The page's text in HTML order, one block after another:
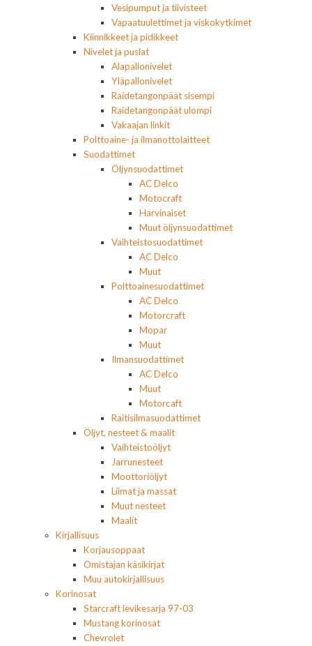
Vesipumput ja tiivisteet
Vapaatuulettimet ja viskokytkimet
Kiinnikkeet ja pidikkeet
Nivelet ja puslat
Alapallonivelet
Yläpallonivelet
Raidetangonpäät sisempi
Raidetangonpäät ulompi
Vakaajan linkit
Polttoaine- ja ilmanottolaitteet
Suodattimet
Öljynsuodattimet
AC Delco
Motocraft
Harvinaiset
Muut öljynsuodattimet
Vaihteistosuodattimet
AC Delco
Muut
Polttoainesuodattimet
AC Delco
Motorcraft
Mopar
Muut
Ilmansuodattimet
AC Delco
Muut
Motorcaft
Raitisilmasuodattimet
Öljyt, nesteet & maalit
Vaihteistoöljyt
Jarrunesteet
Moottoriöljyt
Liimat ja massat
Muut nesteet
Maalit
Kirjallisuus
Korjausoppaat
Omistajan käsikirjat
Muu autokirjallisuus
Korinosat
Starcraft levikesarja 97-03
Mustang korinosat
Chevrolet